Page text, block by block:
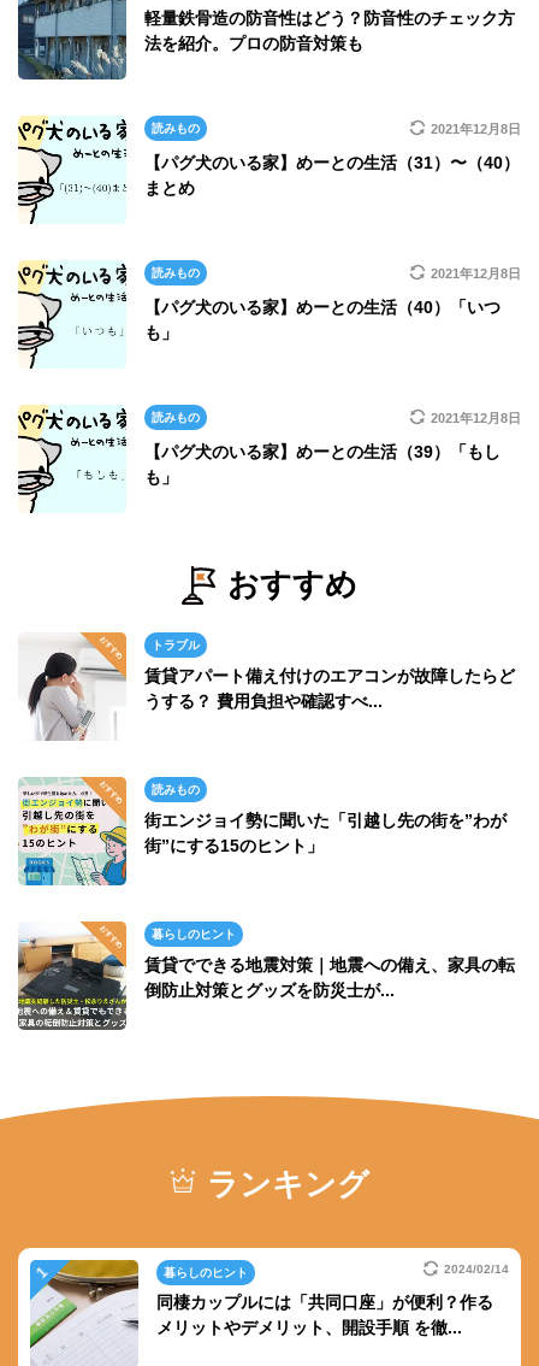
軽量鉄骨造の防音性はどう？防音性のチェック方
法を紹介。プロの防音対策も
読みもの 2021年12月8日
【パグ犬のいる家】めーとの生活（31）〜（40）
まとめ
読みもの 2021年12月8日
【パグ犬のいる家】めーとの生活（40）「いつ
も」
読みもの 2021年12月8日
【パグ犬のいる家】めーとの生活（39）「もし
も」
おすすめ
トラブル
賃貸アパート備え付けのエアコンが故障したらど
うする？ 費用負担や確認すべ...
読みもの
街エンジョイ勢に聞いた「引越し先の街を”わが
街”にする15のヒント」
暮らしのヒント
賃貸でできる地震対策｜地震への備え、家具の転
倒防止対策とグッズを防災士が...
ランキング
暮らしのヒント 2024/02/14
同棲カップルには「共同口座」が便利？作る
メリットやデメリット、開設手順 を徹...